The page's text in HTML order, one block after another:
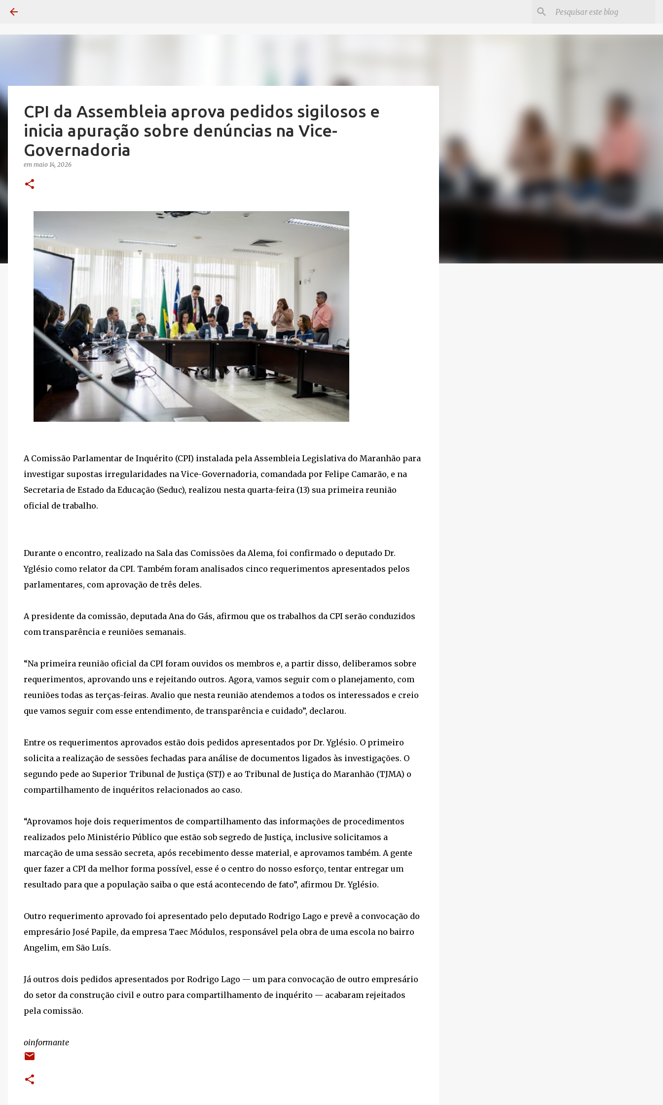
CPI da Assembleia aprova pedidos sigilosos e
inicia apuração sobre denúncias na Vice-
Governadoria
em maio 14, 2026
A Comissão Parlamentar de Inquérito (CPI) instalada pela Assembleia Legislativa do Maranhão para
investigar supostas irregularidades na Vice-Governadoria, comandada por Felipe Camarão, e na
Secretaria de Estado da Educação (Seduc), realizou nesta quarta-feira (13) sua primeira reunião
oficial de trabalho.
Durante o encontro, realizado na Sala das Comissões da Alema, foi confirmado o deputado Dr.
Yglésio como relator da CPI. Também foram analisados cinco requerimentos apresentados pelos
parlamentares, com aprovação de três deles.
A presidente da comissão, deputada Ana do Gás, afirmou que os trabalhos da CPI serão conduzidos
com transparência e reuniões semanais.
“Na primeira reunião oficial da CPI foram ouvidos os membros e, a partir disso, deliberamos sobre
requerimentos, aprovando uns e rejeitando outros. Agora, vamos seguir com o planejamento, com
reuniões todas as terças-feiras. Avalio que nesta reunião atendemos a todos os interessados e creio
que vamos seguir com esse entendimento, de transparência e cuidado”, declarou.
Entre os requerimentos aprovados estão dois pedidos apresentados por Dr. Yglésio. O primeiro
solicita a realização de sessões fechadas para análise de documentos ligados às investigações. O
segundo pede ao Superior Tribunal de Justiça (STJ) e ao Tribunal de Justiça do Maranhão (TJMA) o
compartilhamento de inquéritos relacionados ao caso.
“Aprovamos hoje dois requerimentos de compartilhamento das informações de procedimentos
realizados pelo Ministério Público que estão sob segredo de Justiça, inclusive solicitamos a
marcação de uma sessão secreta, após recebimento desse material, e aprovamos também. A gente
quer fazer a CPI da melhor forma possível, esse é o centro do nosso esforço, tentar entregar um
resultado para que a população saiba o que está acontecendo de fato”, afirmou Dr. Yglésio.
Outro requerimento aprovado foi apresentado pelo deputado Rodrigo Lago e prevê a convocação do
empresário José Papile, da empresa Taec Módulos, responsável pela obra de uma escola no bairro
Angelim, em São Luís.
Já outros dois pedidos apresentados por Rodrigo Lago — um para convocação de outro empresário
do setor da construção civil e outro para compartilhamento de inquérito — acabaram rejeitados
pela comissão.
oinformante